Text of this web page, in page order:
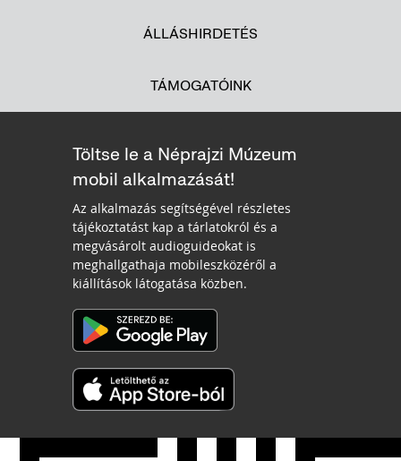
ÁLLÁSHIRDETÉS
TÁMOGATÓINK
Töltse le a Néprajzi Múzeum
mobil alkalmazását!
Az alkalmazás segítségével részletes
tájékoztatást kap a tárlatokról és a
megvásárolt audioguideokat is
meghallgathaja mobileszközéről a
kiállítások látogatása közben.